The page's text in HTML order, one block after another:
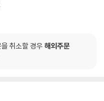
취소할 경우 해외주문